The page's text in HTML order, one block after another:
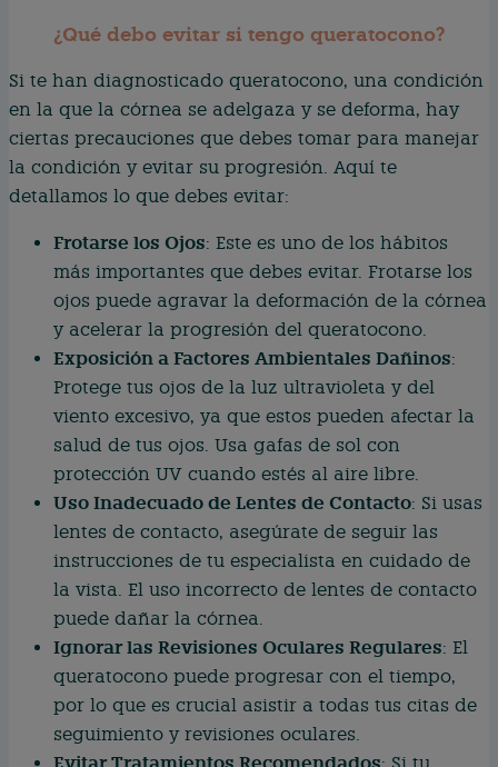
¿Qué debo evitar si tengo queratocono?
Si te han diagnosticado queratocono, una condición
en la que la córnea se adelgaza y se deforma, hay
ciertas precauciones que debes tomar para manejar
la condición y evitar su progresión. Aquí te
detallamos lo que debes evitar:
Frotarse los Ojos: Este es uno de los hábitos
más importantes que debes evitar. Frotarse los
ojos puede agravar la deformación de la córnea
y acelerar la progresión del queratocono.
Exposición a Factores Ambientales Dañinos:
Protege tus ojos de la luz ultravioleta y del
viento excesivo, ya que estos pueden afectar la
salud de tus ojos. Usa gafas de sol con
protección UV cuando estés al aire libre.
Uso Inadecuado de Lentes de Contacto: Si usas
lentes de contacto, asegúrate de seguir las
instrucciones de tu especialista en cuidado de
la vista. El uso incorrecto de lentes de contacto
puede dañar la córnea.
Ignorar las Revisiones Oculares Regulares: El
queratocono puede progresar con el tiempo,
por lo que es crucial asistir a todas tus citas de
seguimiento y revisiones oculares.